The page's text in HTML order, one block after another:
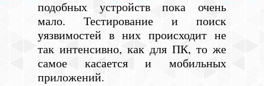
подобных устройств пока очень
мало. Тестирование и поиск
уязвимостей в них происходит не
так интенсивно, как для ПК, то же
самое касается и мобильных
приложений.